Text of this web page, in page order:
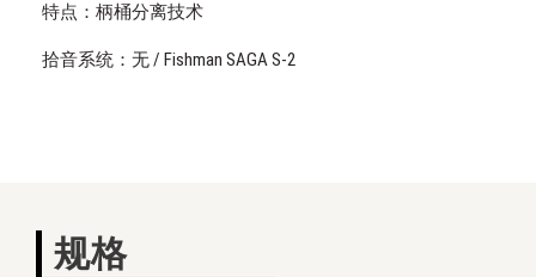
特点：柄桶分离技术
拾音系统：无 / Fishman SAGA S-2
规格